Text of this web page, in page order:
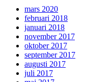
mars 2020
februari 2018
januari 2018
november 2017
oktober 2017
september 2017
augusti 2017
juli 2017